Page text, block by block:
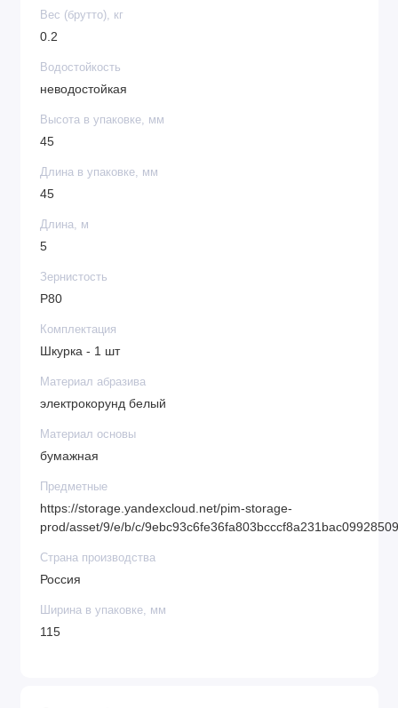
Вес (брутто), кг
0.2
Водостойкость
неводостойкая
Высота в упаковке, мм
45
Длина в упаковке, мм
45
Длина, м
5
Зернистость
P80
Комплектация
Шкурка - 1 шт
Материал абразива
электрокорунд белый
Материал основы
бумажная
Предметные
https://storage.yandexcloud.net/pim-storage-
prod/asset/9/e/b/c/
Страна производства
Россия
Ширина в упаковке, мм
115